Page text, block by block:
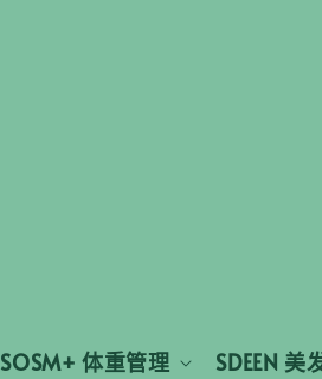
SOSM+ 体重管理 SDEEN 美